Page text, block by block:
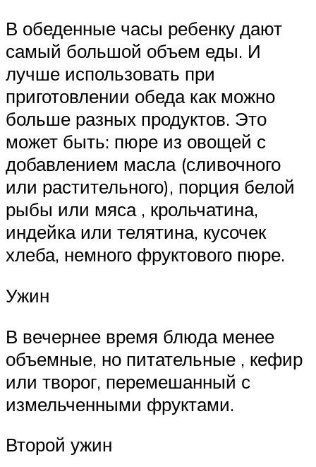
В обеденные часы ребенку дают
самый большой объем еды. И
лучше использовать при
приготовлении обеда как можно
больше разных продуктов. Это
может быть: пюре из овощей с
добавлением масла (сливочного
или растительного), порция белой
рыбы или мяса , крольчатина,
индейка или телятина, кусочек
хлеба, немного фруктового пюре.
Ужин
В вечернее время блюда менее
объемные, но питательные , кефир
или творог, перемешанный с
измельченными фруктами.
Второй ужин